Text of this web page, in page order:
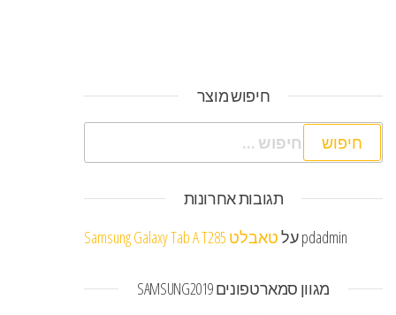
חיפוש מוצר
חיפוש:
תגובות אחרונות
pdadminעלטאבלט Samsung Galaxy Tab A T285
מגוון סמארטפונים SAMSUNG2019